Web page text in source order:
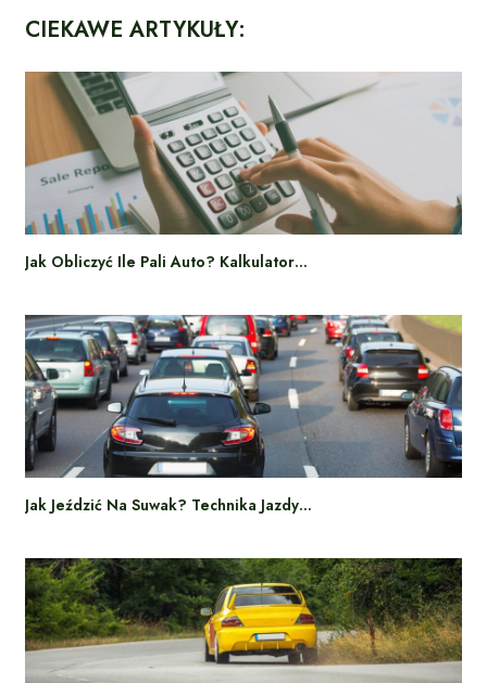
CIEKAWE ARTYKUŁY:
Jak Obliczyć Ile Pali Auto? Kalkulator…
Jak Jeździć Na Suwak? Technika Jazdy…